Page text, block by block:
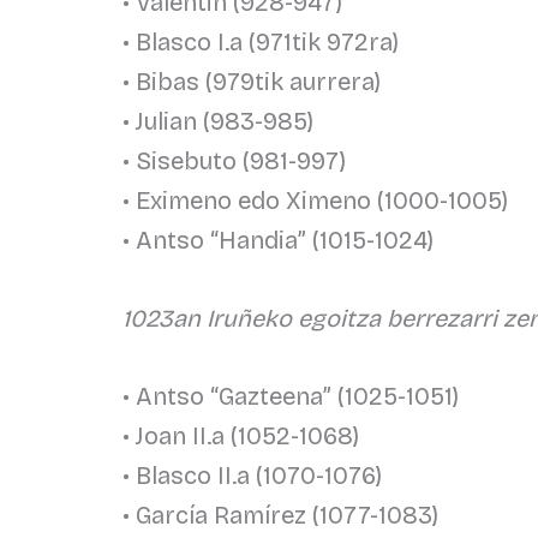
• Blasco I.a (971tik 972ra)
• Bibas (979tik aurrera)
• Julian (983-985)
• Sisebuto (981-997)
• Eximeno edo Ximeno (1000-1005)
• Antso “Handia” (1015-1024)
1023an Iruñeko egoitza berrezarri
• Antso “Gazteena” (1025-1051)
• Joan II.a (1052-1068)
• Blasco II.a (1070-1076)
• García Ramírez (1077-1083)